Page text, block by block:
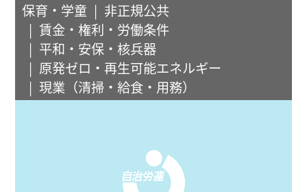
保育・学童
非正規公共
賃金・権利・労働条件
平和・安保・核兵器
原発ゼロ・再生可能エネルギー
現業（清掃・給食・用務）